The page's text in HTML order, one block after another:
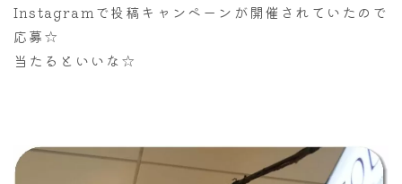
Instagramで投稿キャンペーンが開催されていたので
応募☆
当たるといいな☆